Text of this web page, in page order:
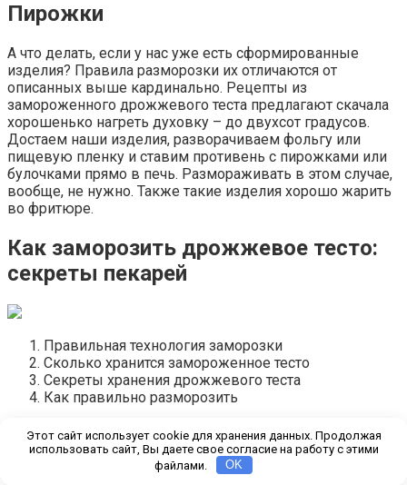
Пирожки
А что делать, если у нас уже есть сформированные
изделия? Правила разморозки их отличаются от
описанных выше кардинально. Рецепты из
замороженного дрожжевого теста предлагают скачала
хорошенько нагреть духовку – до двухсот градусов.
Достаем наши изделия, разворачиваем фольгу или
пищевую пленку и ставим противень с пирожками или
булочками прямо в печь. Размораживать в этом случае,
вообще, не нужно. Также такие изделия хорошо жарить
во фритюре.
Как заморозить дрожжевое тесто:
секреты пекарей
Правильная технология заморозки
Сколько хранится замороженное тесто
Секреты хранения дрожжевого теста
Как правильно разморозить
Правильная технология заморозки
Современные морозильные камеры обладают
Этот сайт использует cookie для хранения данных. Продолжая
использовать сайт, Вы даете свое согласие на работу с этими
файлами.
OK